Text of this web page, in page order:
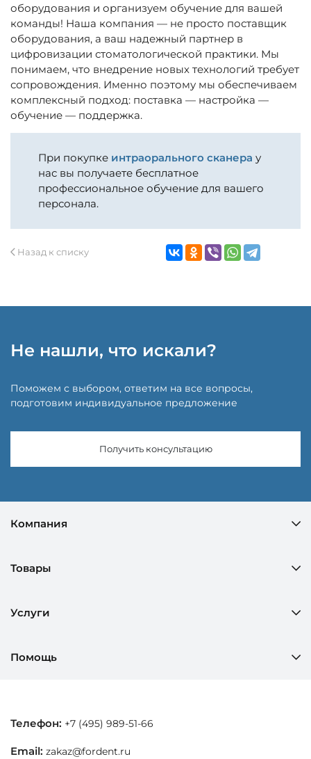
оборудования и организуем обучение для вашей
команды! Наша компания — не просто поставщик
оборудования, а ваш надежный партнер в
цифровизации стоматологической практики. Мы
понимаем, что внедрение новых технологий требует
сопровождения. Именно поэтому мы обеспечиваем
комплексный подход: поставка — настройка —
обучение — поддержка.
При покупке интраорального сканера у
нас вы получаете бесплатное
профессиональное обучение для вашего
персонала.
Назад к списку
Не нашли, что искали?
Поможем с выбором, ответим на все вопросы,
подготовим индивидуальное предложение
Получить консультацию
Компания
Товары
Услуги
Помощь
Телефон: +7 (495) 989-51-66
Email: zakaz@fordent.ru